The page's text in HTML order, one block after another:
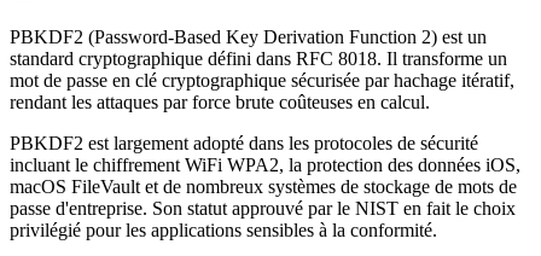
PBKDF2 (Password-Based Key Derivation Function 2) est un
standard cryptographique défini dans RFC 8018. Il transforme un
mot de passe en clé cryptographique sécurisée par hachage itératif,
rendant les attaques par force brute coûteuses en calcul.
PBKDF2 est largement adopté dans les protocoles de sécurité
incluant le chiffrement WiFi WPA2, la protection des données iOS,
macOS FileVault et de nombreux systèmes de stockage de mots de
passe d'entreprise. Son statut approuvé par le NIST en fait le choix
privilégié pour les applications sensibles à la conformité.